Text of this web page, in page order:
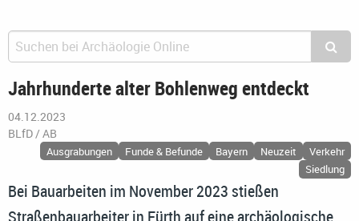
Jahrhunderte alter Bohlenweg entdeckt
04.12.2023
BLfD / AB
Ausgrabungen Funde & Befunde Bayern Neuzeit
Verkehr
Siedlung
Bei Bauarbeiten im November 2023 stießen
Straßenbauarbeiter in Fürth auf eine archäologische